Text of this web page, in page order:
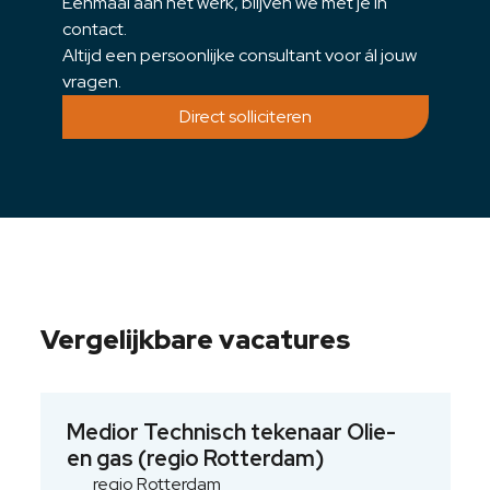
contact.
Altijd een persoonlijke consultant voor ál jouw
vragen.
Direct solliciteren
Vergelijkbare vacatures
Medior Technisch tekenaar Olie-
en gas (regio Rotterdam)
regio Rotterdam